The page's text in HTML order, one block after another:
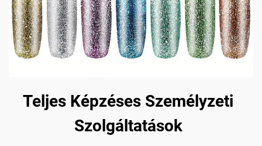
Teljes Képzéses Személyzeti
Szolgáltatások